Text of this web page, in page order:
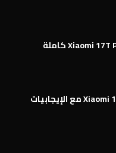
مواصفات هاتف Xiaomi 17T مع الإيجابيات